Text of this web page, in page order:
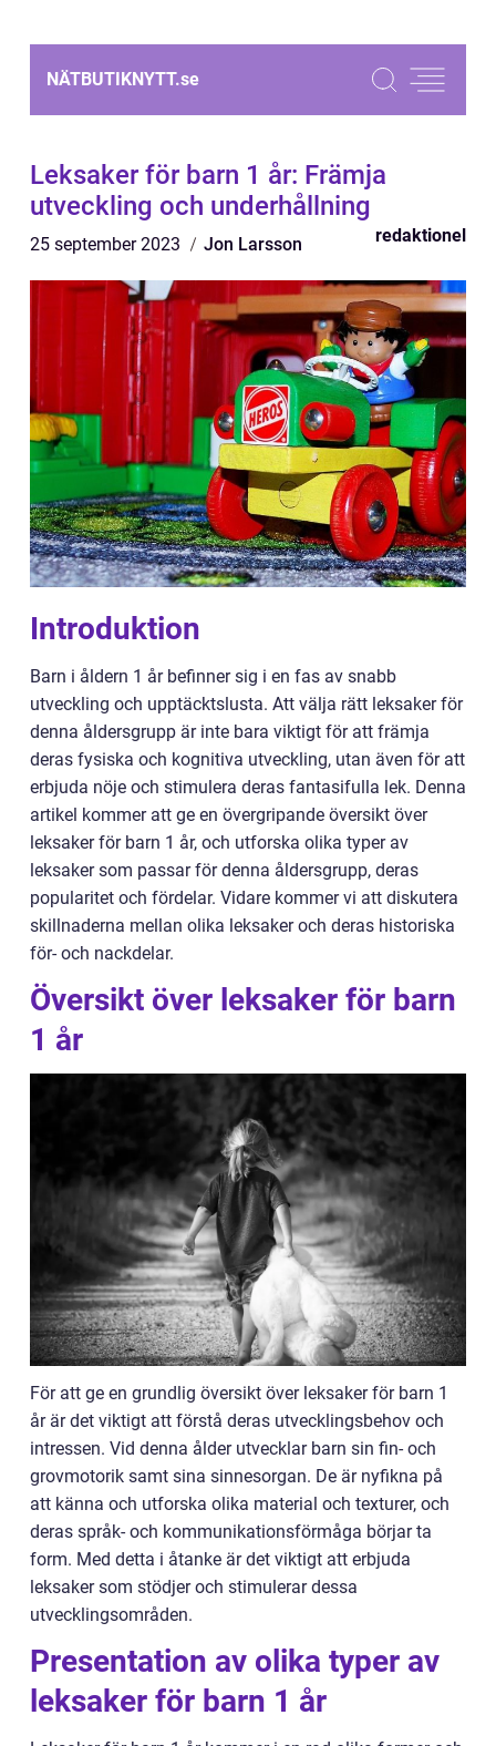
NÄTBUTIKNYTT.se
Leksaker för barn 1 år: Främja
utveckling och underhållning
25 september 2023 Jon Larsson redaktionel
Introduktion
Barn i åldern 1 år befinner sig i en fas av snabb
utveckling och upptäcktslusta. Att välja rätt leksaker för
denna åldersgrupp är inte bara viktigt för att främja
deras fysiska och kognitiva utveckling, utan även för att
erbjuda nöje och stimulera deras fantasifulla lek. Denna
artikel kommer att ge en övergripande översikt över
leksaker för barn 1 år, och utforska olika typer av
leksaker som passar för denna åldersgrupp, deras
popularitet och fördelar. Vidare kommer vi att diskutera
skillnaderna mellan olika leksaker och deras historiska
för- och nackdelar.
Översikt över leksaker för barn
1 år
För att ge en grundlig översikt över leksaker för barn 1
år är det viktigt att förstå deras utvecklingsbehov och
intressen. Vid denna ålder utvecklar barn sin fin- och
grovmotorik samt sina sinnesorgan. De är nyfikna på
att känna och utforska olika material och texturer, och
deras språk- och kommunikationsförmåga börjar ta
form. Med detta i åtanke är det viktigt att erbjuda
leksaker som stödjer och stimulerar dessa
utvecklingsområden.
Presentation av olika typer av
leksaker för barn 1 år